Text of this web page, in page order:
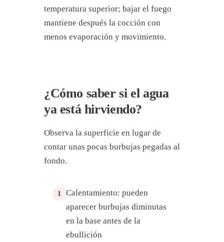
temperatura superior; bajar el fuego
mantiene después la cocción con
menos evaporación y movimiento.
¿Cómo saber si el agua
ya está hirviendo?
Observa la superficie en lugar de
contar unas pocas burbujas pegadas al
fondo.
1
Calentamiento: pueden
aparecer burbujas diminutas
en la base antes de la
ebullición